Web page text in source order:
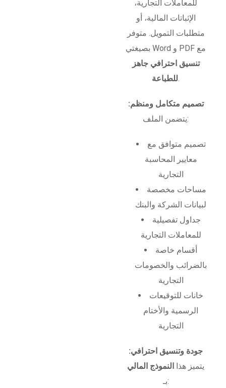
للمعاملات التجارية،
الإثباتات المالية، أو
متطلبات التمويل. متوفر
بصيغتي Word و PDF مع
تنسيق احترافي جاهز
للطباعة.
تصميم متكامل ومنظم:
يتضمن الملف:
تصميم متوافق مع
معايير المحاسبة
التجارية
مساحات مخصصة
لبيانات الشركة والبنك
جداول تفصيلية
للمعاملات التجارية
أقسام خاصة
بالضرائب والخصومات
التجارية
خانات للتوقيعات
الرسمية والأختام
التجارية
جودة وتنسيق احترافي:
يتميز هذا
النموذج المالي
بـ: